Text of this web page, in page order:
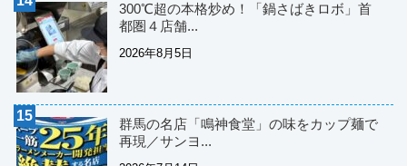
300℃超の本格炒め！「鍋さばきロボ」首
都圏４店舗...
2026年8月5日
群馬の名店「鳴神食堂」の味をカップ麺で
再現／サンヨ...